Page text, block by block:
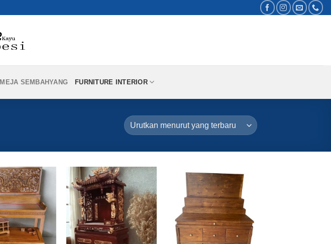
MEJA SEMBAHYANG FURNITURE INTERIOR